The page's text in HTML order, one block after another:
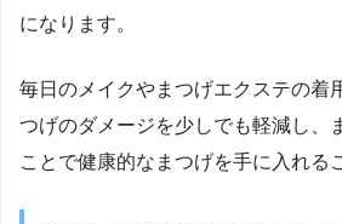
になります。
毎日のメイクやまつげエクステの着
つげのダメージを少しでも軽減し、
ことで健康的なまつげを手に入れる